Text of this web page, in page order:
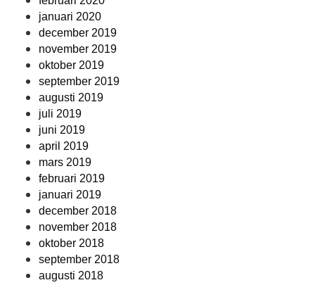
januari 2020
december 2019
november 2019
oktober 2019
september 2019
augusti 2019
juli 2019
juni 2019
april 2019
mars 2019
februari 2019
januari 2019
december 2018
november 2018
oktober 2018
september 2018
augusti 2018